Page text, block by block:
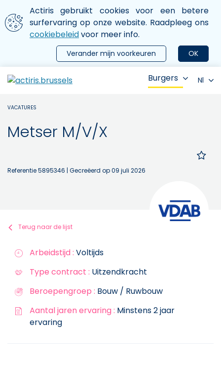
Aller au contenu principal
We gebruiken cookies
Actiris gebruikt cookies voor een betere
surfervaring op onze website. Raadpleeg ons
cookiebeleidvoor meer info.
OK
Verander mijn voorkeuren
le menu
Burgers Nl
VACATURES
Metser M/V/X
Referentie 5895346 | Gecreëerd op 09 juli 2026
Terug naar de lijst
Arbeidstijd : Voltijds
Type contract : Uitzendkracht
Beroepengroep : Bouw / Ruwbouw
Aantal jaren ervaring : Minstens 2 jaar
ervaring